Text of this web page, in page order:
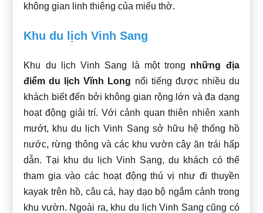
không gian linh thiêng của miếu thờ.
Khu du lịch Vinh Sang
Khu du lịch Vinh Sang là một trong những địa
điểm du lịch Vĩnh Long nổi tiếng được nhiều du
khách biết đến bởi không gian rộng lớn và đa dạng
hoạt động giải trí. Với cảnh quan thiên nhiên xanh
mướt, khu du lịch Vinh Sang sở hữu hệ thống hồ
nước, rừng thông và các khu vườn cây ăn trái hấp
dẫn. Tại khu du lịch Vinh Sang, du khách có thể
tham gia vào các hoạt động thú vị như đi thuyền
kayak trên hồ, câu cá, hay dạo bộ ngắm cảnh trong
khu vườn. Ngoài ra, khu du lịch Vinh Sang cũng có